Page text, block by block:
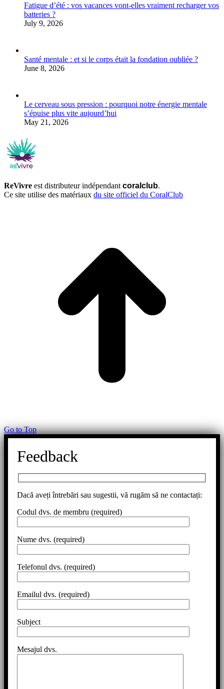
Fatigue d’été : vos vacances vont-elles vraiment recharger vos
batteries ?
July 9, 2026
Santé mentale : et si le corps était la fondation oubliée ?
June 8, 2026
Le cerveau sous pression : pourquoi notre énergie mentale
s’épuise plus vite aujourd’hui
May 21, 2026
ReVivre est distributeur indépendant coralclub.
Ce site utilise des matériaux du site officiel du CoralClub
Go to Top
Feedback
Dacă aveți întrebări sau sugestii, vă rugăm să ne contactați:
Codul dvs. de membru (required)
Nume dvs. (required)
Telefonul dvs. (required)
Emailul dvs. (required)
Subject
Mesajul dvs.